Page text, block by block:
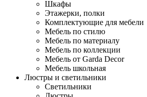
Шкафы
Этажерки, полки
Комплектующие для мебели
Мебель по стилю
Мебель по материалу
Мебель по коллекции
Мебель от Garda Decor
Мебель школьная
Люстры и светильники
Светильники